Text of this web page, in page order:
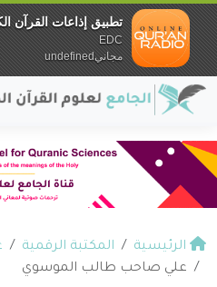
الرئيسية المكتبة الرقمية
علي صاحب طالب الموسوي
تطبيق إذاعات القرآن
EDC
مجانيundefined